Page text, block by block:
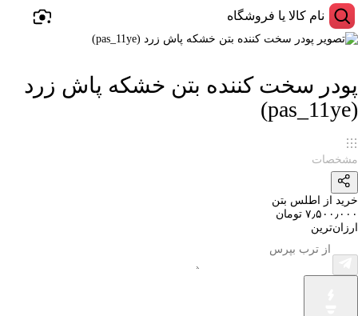
پودر سخت کننده بتن خشکه پاش زرد
(pas_11ye)
مشخصات
خرید از اطلس بتن
۷٫۵۰۰٫۰۰۰ تومان
ارزان‌ترین